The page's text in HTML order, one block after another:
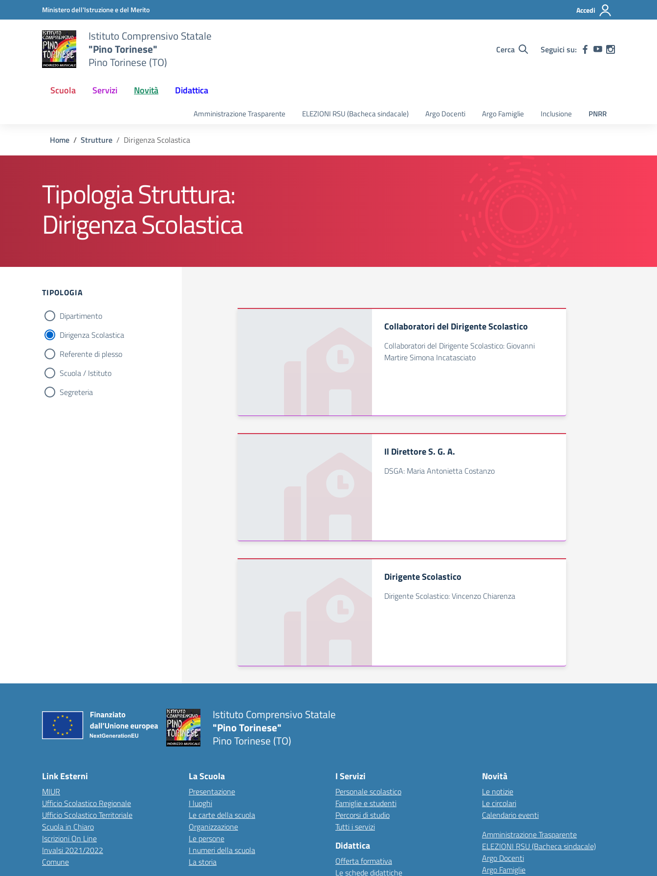
Vai ai contenuti
Vai al menu di navigazioneMinistero dell'Istruzione e del Merito Accedi
Istituto Comprensivo Statale
"Pino Torinese"
Pino Torinese (TO)
Cerca Seguici su:
Scuola Servizi Novità Didattica
Amministrazione Trasparente ELEZIONI RSU (Bacheca sindacale) Argo Docenti Argo Famiglie Inclusione PNRR
Home Strutture Dirigenza Scolastica
Tipologia Struttura:
Dirigenza Scolastica
TIPOLOGIA
Dipartimento
Dirigenza Scolastica
Referente di plesso
Scuola / Istituto
Segreteria
Collaboratori del Dirigente Scolastico
Collaboratori del Dirigente Scolastico: Giovanni
Martire Simona Incatasciato
Il Direttore S. G. A.
DSGA: Maria Antonietta Costanzo
Dirigente Scolastico
Dirigente Scolastico: Vincenzo Chiarenza
Istituto Comprensivo Statale
"Pino Torinese"
Pino Torinese (TO)
Link Esterni
MIUR
Ufficio Scolastico Regionale
Ufficio Scolastico Territoriale
Scuola in Chiaro
Iscrizioni On Line
Invalsi 2021/2022
Comune
La Scuola
Presentazione
I luoghi
Le carte della scuola
Organizzazione
Le persone
I numeri della scuola
La storia
I Servizi
Personale scolastico
Famiglie e studenti
Percorsi di studio
Tutti i servizi
Didattica
Offerta formativa
Le schede didattiche
Novità
Le notizie
Le circolari
Calendario eventi
Amministrazione Trasparente
ELEZIONI RSU (Bacheca sindacale)
Argo Docenti
Argo Famiglie